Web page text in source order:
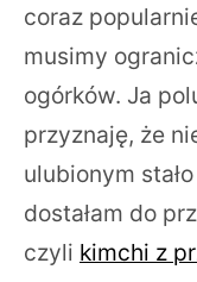
coraz
musimy
ogórków. Ja
przyznaję, że
ulubionym
dostałam do
czyli kimchi z